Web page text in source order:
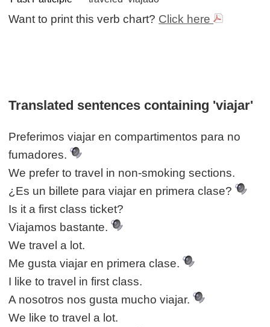
Want to print this verb chart? Click here
Translated sentences containing 'viajar'
Preferimos viajar en compartimentos para no
fumadores.
We prefer to travel in non-smoking sections.
¿Es un billete para viajar en primera clase?
Is it a first class ticket?
Viajamos bastante.
We travel a lot.
Me gusta viajar en primera clase.
I like to travel in first class.
A nosotros nos gusta mucho viajar.
We like to travel a lot.